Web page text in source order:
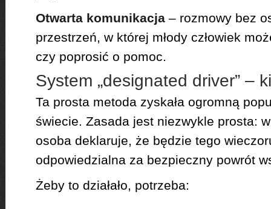
Otwarta komunikacja– rozmowy bez
przestrzeń, w której młody człowiek
czy poprosić o pomoc.
System „designated driver” –
Ta prosta metoda zyskała ogromną
świecie. Zasada jest niezwykle prosta:
osoba deklaruje, że będzie tego
odpowiedzialna za bezpieczny powrót
Żeby to działało, potrzeba: